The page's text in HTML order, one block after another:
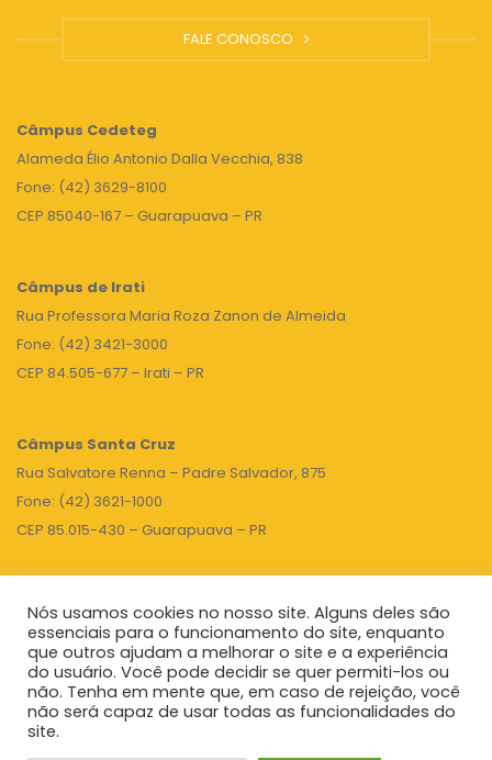
FALE CONOSCO
Câmpus Cedeteg
Alameda Élio Antonio Dalla Vecchia, 838
Fone: (42) 3629-8100
CEP 85040-167 – Guarapuava – PR
Câmpus de Irati
Rua Professora Maria Roza Zanon de Almeida
Fone: (42) 3421-3000
CEP 84.505-677 – Irati – PR
Câmpus Santa Cruz
Rua Salvatore Renna – Padre Salvador, 875
Fone: (42) 3621-1000
CEP 85.015-430 – Guarapuava – PR
TOPO
Unicentro |Governo do Paraná|Seti| Agenda do Reitor
Nós usamos cookies no nosso site. Alguns deles são
essenciais para o funcionamento do site, enquanto
que outros ajudam a melhorar o site e a experiência
do usuário. Você pode decidir se quer permiti-los ou
não. Tenha em mente que, em caso de rejeição, você
não será capaz de usar todas as funcionalidades do
site.